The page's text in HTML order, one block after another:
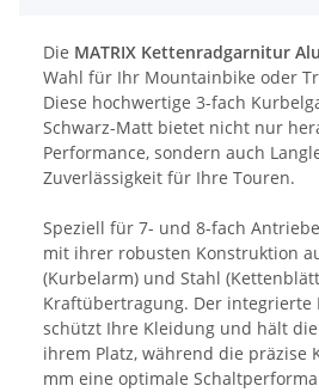
Die MATRIX Kettenradgarnitur
Wahl für Ihr Mountainbike oder
Diese hochwertige 3-fach
Schwarz-Matt bietet nicht nur
Performance, sondern auch
Zuverlässigkeit für Ihre Touren.
Speziell für 7- und 8-fach
mit ihrer robusten Konstruktion
(Kurbelarm) und Stahl
Kraftübertragung. Der integrierte
schützt Ihre Kleidung und hält
ihrem Platz, während die präzise
mm eine optimale